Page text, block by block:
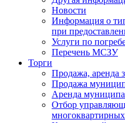
Новости
Информация о
при
Услуги по
Перечень МСЗУ
Торги
Продажа, аренда
Продажа
Аренда
Отбор